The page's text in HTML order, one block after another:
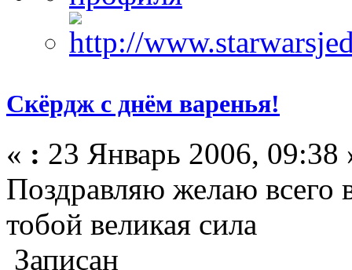
Скёрдж с днём варенья!
« : 23 Январь 2006, 09:38
Поздравляю желаю всего
тобой великая сила
Записан